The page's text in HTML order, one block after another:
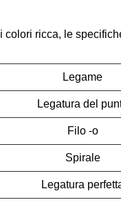
ricca, le
Legame
Legatura del
Filo -o
Spirale
Legatura